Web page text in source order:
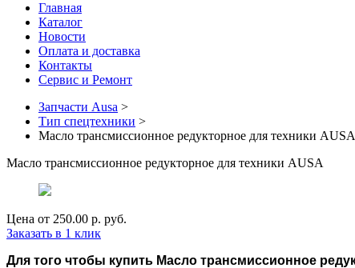
Главная
Каталог
Новости
Оплата и доставка
Контакты
Сервис и Ремонт
Запчасти Ausa >
Тип спецтехники >
Масло трансмиссионное редукторное для техники AUSA
Масло трансмиссионное редукторное для техники AUSA
Цена от 250.00 р. руб.
Заказать в 1 клик
Для того чтобы купить Масло трансмиссионное